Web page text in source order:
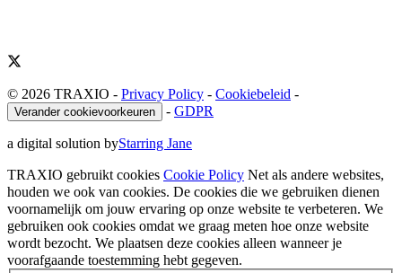
© 2026 TRAXIO - Privacy Policy - Cookiebeleid -
Verander cookievoorkeuren - GDPR
a digital solution byStarring Jane
TRAXIO gebruikt cookies Cookie Policy Net als andere websites,
houden we ook van cookies. De cookies die we gebruiken dienen
voornamelijk om jouw ervaring op onze website te verbeteren. We
gebruiken ook cookies omdat we graag meten hoe onze website
wordt bezocht. We plaatsen deze cookies alleen wanneer je
voorafgaande toestemming hebt gegeven.